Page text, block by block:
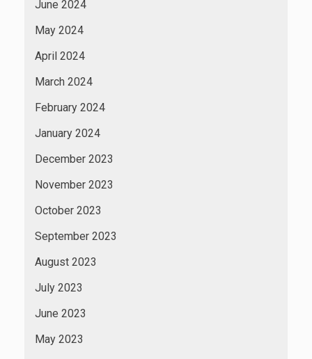
June 2024
May 2024
April 2024
March 2024
February 2024
January 2024
December 2023
November 2023
October 2023
September 2023
August 2023
July 2023
June 2023
May 2023